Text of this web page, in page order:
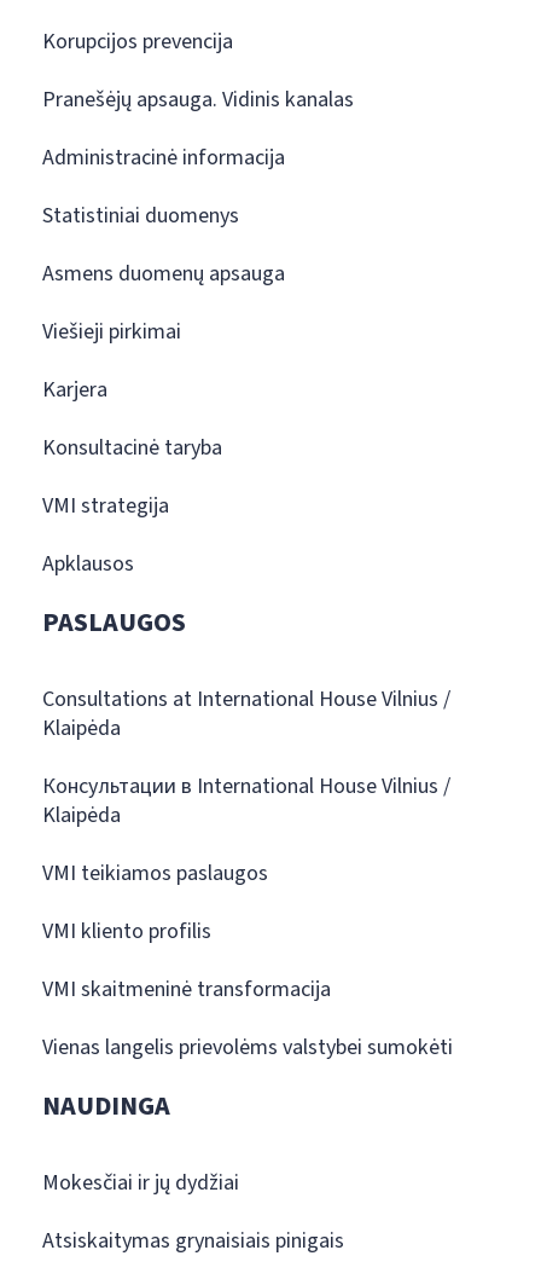
Korupcijos prevencija
Pranešėjų apsauga. Vidinis kanalas
Administracinė informacija
Statistiniai duomenys
Asmens duomenų apsauga
Viešieji pirkimai
Karjera
Konsultacinė taryba
VMI strategija
Apklausos
PASLAUGOS
Consultations at International House Vilnius /
Klaipėda
Консультации в International House Vilnius /
Klaipėda
VMI teikiamos paslaugos
VMI kliento profilis
VMI skaitmeninė transformacija
Vienas langelis prievolėms valstybei sumokėti
NAUDINGA
Mokesčiai ir jų dydžiai
Atsiskaitymas grynaisiais pinigais